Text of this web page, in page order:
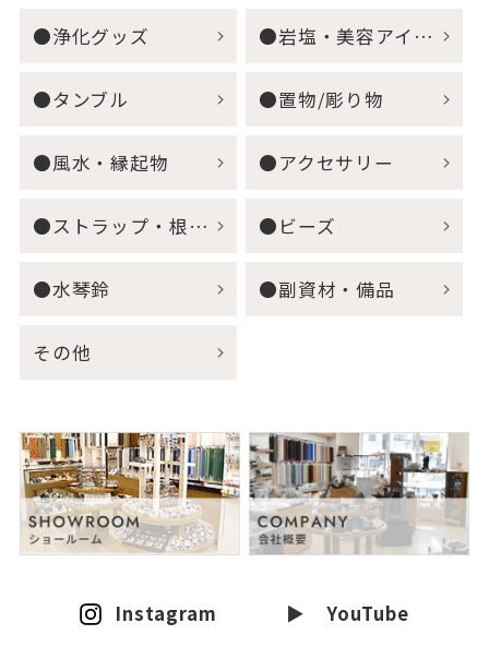
●浄化グッズ ●岩塩・美容アイテム
●タンブル ●置物/彫り物
●風水・縁起物 ●アクセサリー
●ストラップ・根付・キーホルダー ●ビーズ
●水琴鈴 ●副資材・備品
その他
Instagram ▶ YouTube